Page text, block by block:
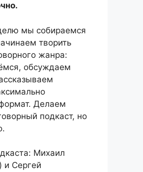
мы собираемся
творить
жанра:
обсуждаем
Делаем
подкаст, но
Михаил
и Сергей